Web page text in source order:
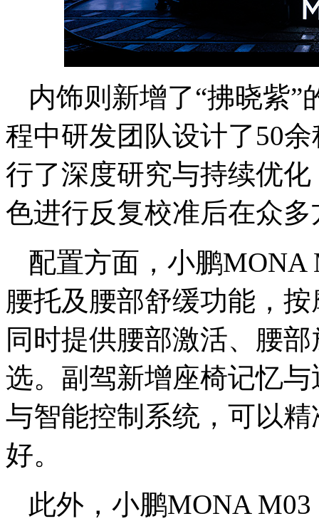
内饰则新增了“拂晓紫
程中研发团队设计了50
行了深度研究与持续优
色进行反复校准后在众
配置方面，小鹏MONA
腰托及腰部舒缓功能，
同时提供腰部激活、腰
选。副驾新增座椅记忆
与智能控制系统，可以
好。
此外，小鹏MONA